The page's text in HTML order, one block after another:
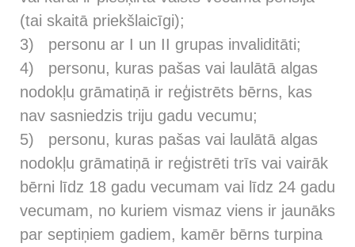
(tai skaitā priekšlaicīgi);
3) personu ar I un II grupas invaliditāti;
4) personu, kuras pašas vai laulātā algas
nodokļu grāmatiņā ir reģistrēts bērns, kas
nav sasniedzis triju gadu vecumu;
5) personu, kuras pašas vai laulātā algas
nodokļu grāmatiņā ir reģistrēti trīs vai vairāk
bērni līdz 18 gadu vecumam vai līdz 24 gadu
vecumam, no kuriem vismaz viens ir jaunāks
par septiņiem gadiem, kamēr bērns turpina